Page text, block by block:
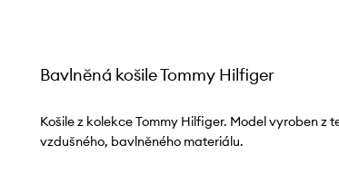
Bavlněná košile Tommy Hilfiger
Košile z kolekce Tommy Hilfiger. Model vyroben z
vzdušného, ​​bavlněného materiálu.